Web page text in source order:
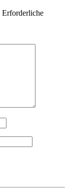
Erforderliche